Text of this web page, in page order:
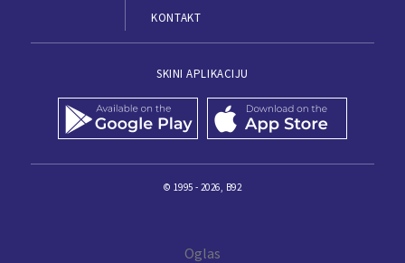
KONTAKT
SKINI APLIKACIJU
© 1995 - 2026, B92